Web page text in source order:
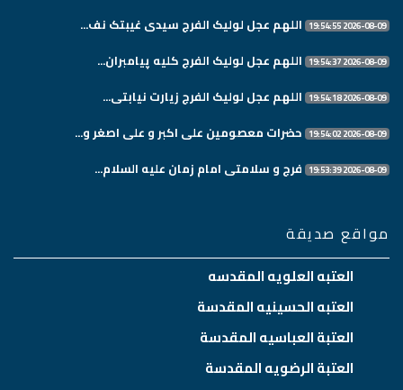
2026-08-09 19:54:55 اللهم عجل لولیک الفرج سیدی غیبتک نف...
2026-08-09 19:54:37 اللهم عجل لولیک الفرج کلیه پیامبران...
2026-08-09 19:54:18 اللهم عجل لولیک الفرج زیارت نیابتی...
2026-08-09 19:54:02 حضرات معصومین علی اکبر و علی اصغر و...
2026-08-09 19:53:39 فرج و سلامتی امام زمان علیه السلام...
مواقع صديقة
العتبه العلويه المقدسه
العتبه الحسينيه المقدسة
العتبة العباسيه المقدسة
العتبة الرضويه المقدسة